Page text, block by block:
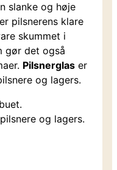
slanke og høje
pilsnerens klare
skummet i
gør det også
Pilsnerglas er
og lagers.
og lagers.